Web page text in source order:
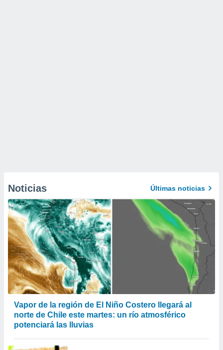
Noticias Últimas noticias
Vapor de la región de El Niño Costero llegará al
norte de Chile este martes: un río atmosférico
potenciará las lluvias